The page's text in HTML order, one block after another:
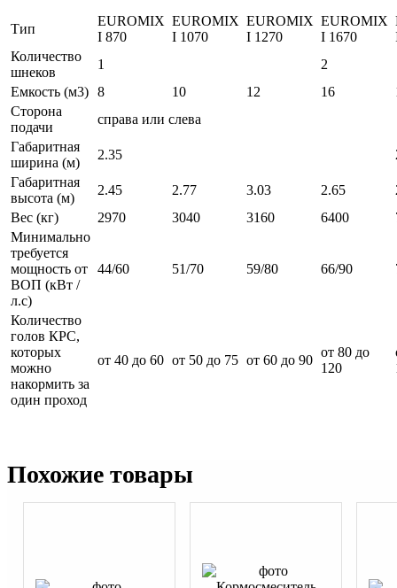
Тип
EUROMIX
I 870
EUROMIX
I 1070
EUROMIX
I 1270
EUROMIX
I 1670
Количество
шнеков
1
2
Емкость (м3) 8 10 12 16
Сторона
подачи
справа или слева
Габаритная
ширина (м)
2.35
Габаритная
высота (м)
2.45 2.77 3.03 2.65
Вес (кг)
2970 3040 3160 6400
Минимально
требуется
мощность от
ВОП (кВт /
л.с)
44/60 51/70 59/80 66/90
Количество
голов КРС,
которых
можно
накормить за
один проход
от 40 до 60 от 50 до 75 от 60 до 90
от 80 до
120
Похожие товары